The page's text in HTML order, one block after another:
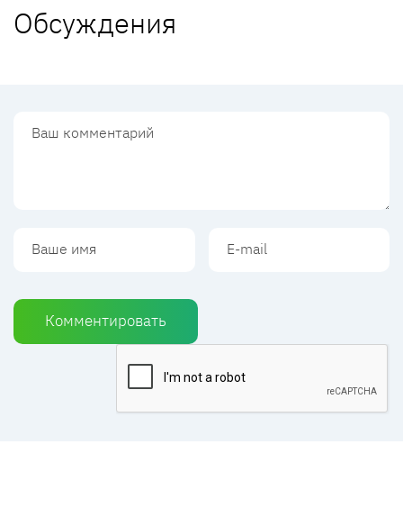
Обсуждения
Комментировать